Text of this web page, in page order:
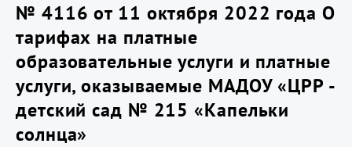
№ 4116 от 11 октября 2022 года О
тарифах на платные
образовательные услуги и платные
услуги, оказываемые МАДОУ «ЦРР -
детский сад № 215 «Капельки
солнца»